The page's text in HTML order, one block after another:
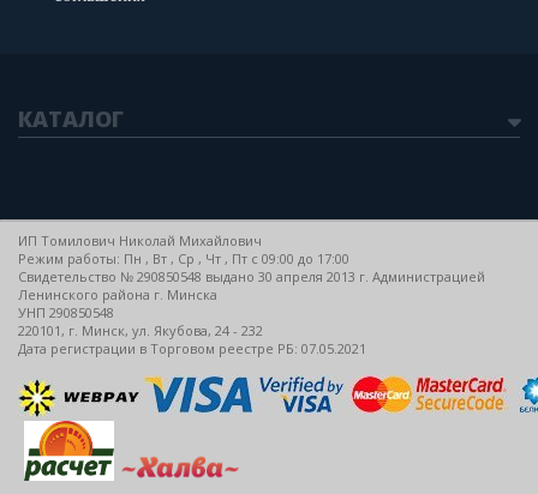
КАТАЛОГ
ИП Томилович Николай Михайлович
Режим работы: Пн , Вт , Ср , Чт , Пт c 09:00 до 17:00
Свидетельство № 290850548 выдано 30 апреля 2013 г. Администрацией
Ленинского района г. Минска
УНП 290850548
220101, г. Минск, ул. Якубова, 24 - 232
Дата регистрации в Торговом реестре РБ: 07.05.2021